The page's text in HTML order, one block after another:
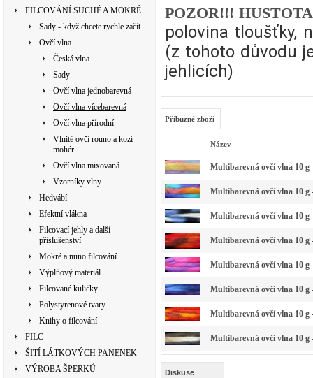
FILCOVÁNÍ SUCHÉ A MOKRÉ
Sady - když chcete rychle začít
Ovčí vlna
Česká vlna
Sady
Ovčí vlna jednobarevná
Ovčí vlna vícebarevná
Ovčí vlna přírodní
Vlnité ovčí rouno a kozí
mohér
Ovčí vlna mixovaná
Vzorníky vlny
Hedvábí
Efektní vlákna
Filcovací jehly a další
příslušenství
Mokré a nuno filcování
Výplňový materiál
Filcované kuličky
Polystyrenové tvary
Knihy o filcování
FILC
ŠITÍ LÁTKOVÝCH PANENEK
VÝROBA ŠPERKŮ
POZOR!!!
polovina tloušťky,
(z tohoto důvodu
jehlicích)
Příbuzné zboží
Název
Multibarevná ovčí vlna 10 g
Multibarevná ovčí vlna 10 g
Multibarevná ovčí vlna 10 g
Multibarevná ovčí vlna 10 g
Multibarevná ovčí vlna 10 g
Multibarevná ovčí vlna 10 g
Multibarevná ovčí vlna 10 g
Multibarevná ovčí vlna 10 g
Diskuse